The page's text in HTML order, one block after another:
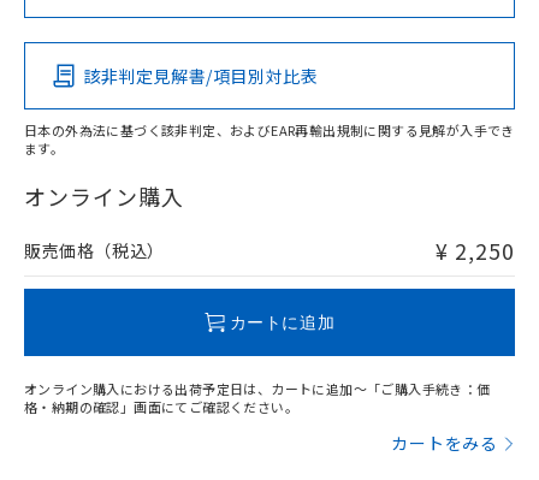
Pb Hg Cd Cr(VI)
O
在庫等で未対応品が混在する可能性があります。
問い合わせください。
この製品の規格認証/適合状況ページへ
その他の認証はこちらのページからご検索ください
該非判定見解書/項目別対比表
日本の外為法に基づく該非判定、およびEAR再輸出規制に関する見解が入手でき
ます。
オンライン購入
販売価格（税込） ¥ 2,250
カートに追加
オンライン購入における出荷予定日は、カートに追加～「ご購入手続き：価
格・納期の確認」画面にてご確認ください。
カートをみる